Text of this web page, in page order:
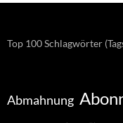
Top 100 Schlagwörter
Abmahnung